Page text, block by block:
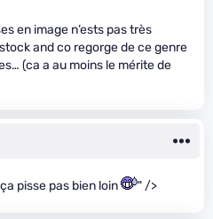
en image n’ests pas très
and co regorge de ce genre
(ca a au moins le mérite de
pisse pas bien loin " />